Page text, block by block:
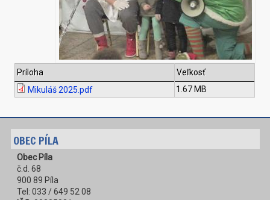
Príloha
Veľkosť
Mikuláš 2025.pdf
1.67 MB
OBEC PÍLA
Obec Píla
č.d. 68
900 89 Píla
Tel: 033 / 649 52 08